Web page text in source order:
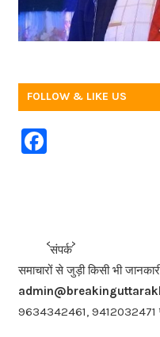
FOLLOW & LIKE US
F
b
o
o
k
संपर्क
समाचारों से जुड़ी किसी भी
9634342461, 9412032471